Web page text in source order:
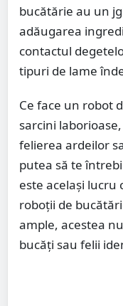
bucătărie au un
adăugarea
contactul
tipuri de lame
Ce face un robot
sarcini
felierea ardeilor
putea să te
este același lucru
roboții de
ample, acestea
bucăți sau felii